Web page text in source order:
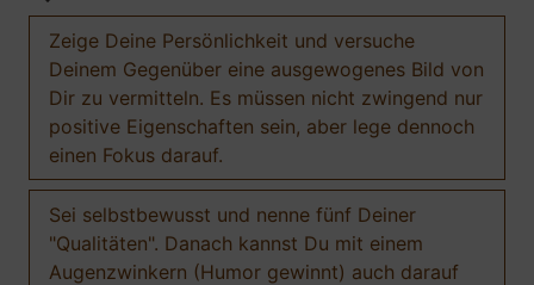
Zeige Deine Persönlichkeit und versuche
Deinem Gegenüber eine ausgewogenes Bild von
Dir zu vermitteln. Es müssen nicht zwingend nur
positive Eigenschaften sein, aber lege dennoch
einen Fokus darauf.
Sei selbstbewusst und nenne fünf Deiner
"Qualitäten". Danach kannst Du mit einem
Augenzwinkern (Humor gewinnt) auch darauf